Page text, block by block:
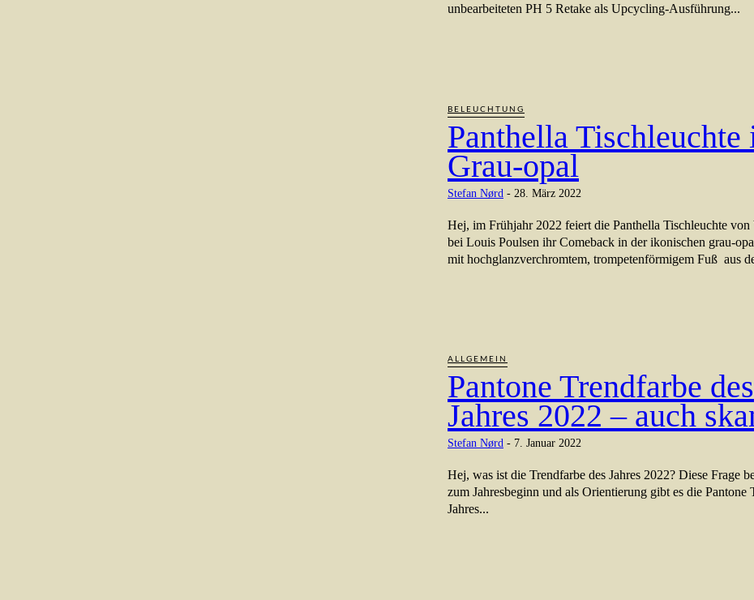
unbearbeiteten PH 5 Retake als Upcycling-Ausführung...
BELEUCHTUNG
Panthella Tischleuchte
Grau-opal
Stefan Nørd - 28. März 2022
Hej, im Frühjahr 2022 feiert die Panthella Tischleuchte von
bei Louis Poulsen ihr Comeback in der ikonischen grau-
mit hochglanzverchromtem, trompetenförmigem Fuß aus
ALLGEMEIN
Pantone Trendfarbe des
Jahres 2022 – auch
Stefan Nørd - 7. Januar 2022
Hej, was ist die Trendfarbe des Jahres 2022? Diese Frage
zum Jahresbeginn und als Orientierung gibt es die Pantone
Jahres...